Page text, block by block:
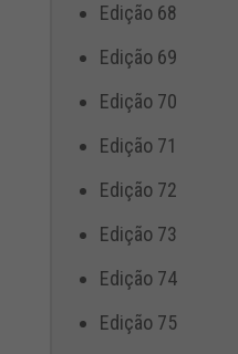
Edição 68
Edição 69
Edição 70
Edição 71
Edição 72
Edição 73
Edição 74
Edição 75